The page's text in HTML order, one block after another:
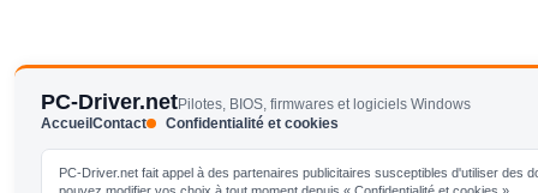
PC-Driver.netPilotes, BIOS, firmwares et logiciels Windows
AccueilContact Confidentialité et cookies
PC-Driver.net fait appel à des partenaires publicitaires susceptibles d'utiliser
pouvez modifier vos choix à tout moment depuis « Confidentialité et cookies ».